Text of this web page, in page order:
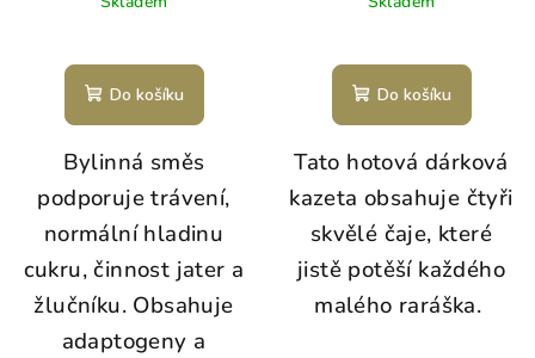
Do košíku
Bylinná směs
podporuje trávení,
normální hladinu
cukru, činnost jater a
žlučníku. Obsahuje
adaptogeny a
Do košíku
Tato hotová dárková
kazeta obsahuje čtyři
skvělé čaje, které
jistě potěší každého
malého raráška.